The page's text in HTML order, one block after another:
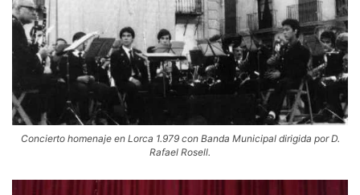
Concierto homenaje en Lorca 1.979 con Banda Municipal dirigida por D.
Rafael Rosell.